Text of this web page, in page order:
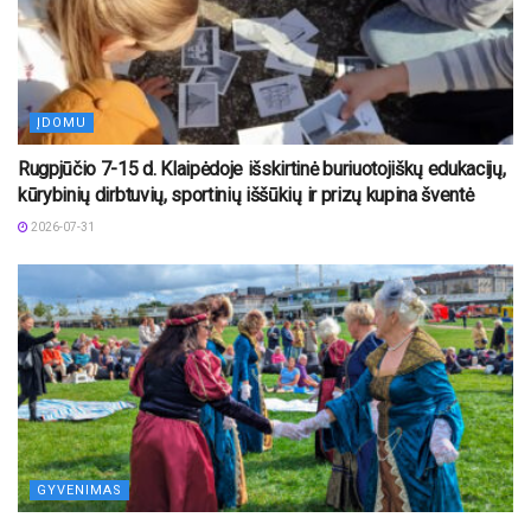
ĮDOMU
Rugpjūčio 7-15 d. Klaipėdoje išskirtinė buriuotojiškų edukacijų,
kūrybinių dirbtuvių, sportinių iššūkių ir prizų kupina šventė
2026-07-31
GYVENIMAS